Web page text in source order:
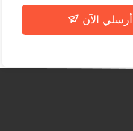
أرسلي الآن